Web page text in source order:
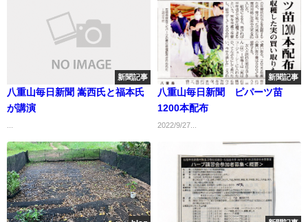
新聞記事
八重山毎日新聞 嵩西氏と福本氏
が講演
新聞記事
八重山毎日新聞 ピパーツ苗
1200本配布
2022/9/27...